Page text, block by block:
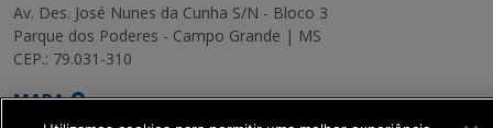
Av. Des. José Nunes da Cunha S/N - Bloco 3
Parque dos Poderes - Campo Grande | MS
CEP.: 79.031-310
MAPA